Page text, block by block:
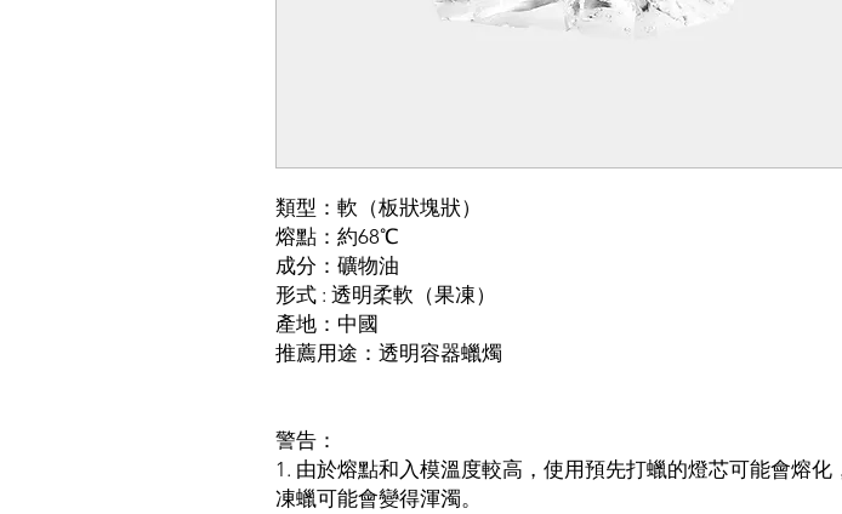
類型：軟（板狀塊狀）
熔點：約68℃
成分：礦物油
形式 : 透明柔軟（果凍）
產地：中國
推薦用途：透明容器蠟燭
警告：
1. 由於熔點和入模溫度較高，使用預先打蠟的燈芯可能會熔化
凍蠟可能會變得渾濁。